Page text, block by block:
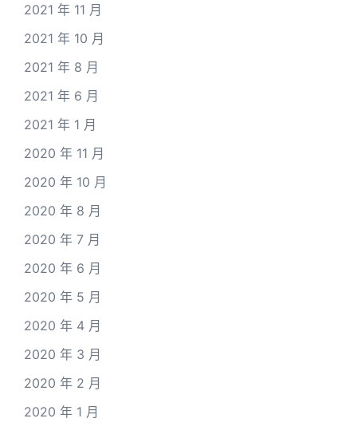
2021 年 11 月
2021 年 10 月
2021 年 8 月
2021 年 6 月
2021 年 1 月
2020 年 11 月
2020 年 10 月
2020 年 8 月
2020 年 7 月
2020 年 6 月
2020 年 5 月
2020 年 4 月
2020 年 3 月
2020 年 2 月
2020 年 1 月